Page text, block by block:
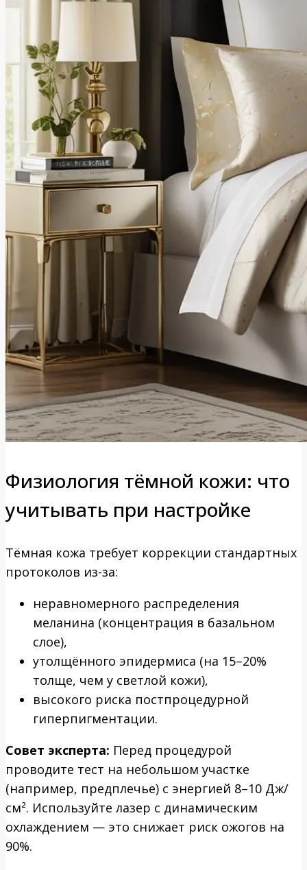
Физиология тёмной кожи: что
учитывать при настройке
Тёмная кожа требует коррекции стандартных
протоколов из-за:
неравномерного распределения
меланина (концентрация в базальном
слое),
утолщённого эпидермиса (на 15–20%
толще, чем у светлой кожи),
высокого риска постпроцедурной
гиперпигментации.
Совет эксперта: Перед процедурой
проводите тест на небольшом участке
(например, предплечье) с энергией 8–10 Дж/
см². Используйте лазер с динамическим
охлаждением — это снижает риск ожогов на
90%.